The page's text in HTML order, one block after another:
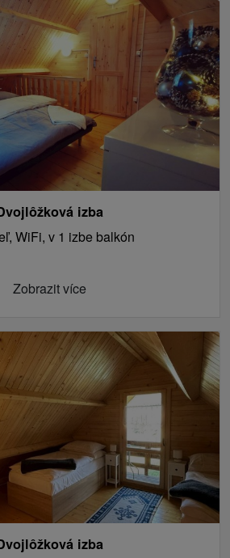
izba
WiFi, v 1 izbe balkón
Zobrazit více
izba